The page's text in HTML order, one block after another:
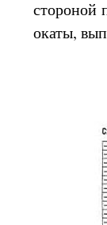
стороной
окаты,